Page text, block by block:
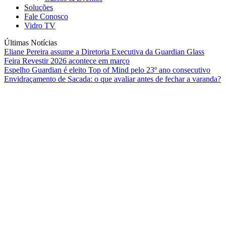
Soluções
Fale Conosco
Vidro TV
Últimas Notícias
Eliane Pereira assume a Diretoria Executiva da Guardian Glass
Feira Revestir 2026 acontece em março
Espelho Guardian é eleito Top of Mind pelo 23º ano consecutivo
Envidraçamento de Sacada: o que avaliar antes de fechar a varanda?